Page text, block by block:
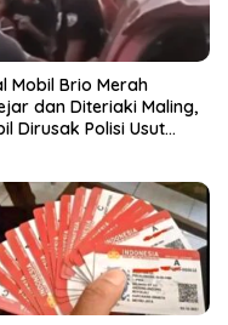
Mobil Brio Merah
dan Diteriaki Maling,
Dirusak Polisi Usut